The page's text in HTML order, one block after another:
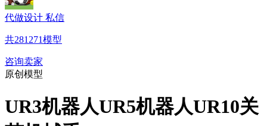
代做设计 私信
共281271模型
咨询卖家
原创模型
UR3机器人UR5机器人UR10关